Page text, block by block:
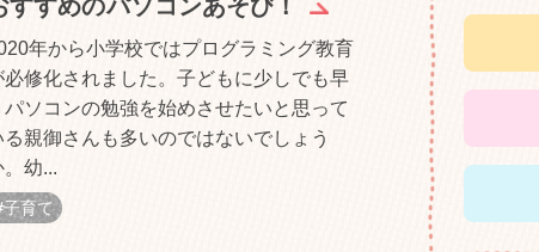
すすめのパソコンあそび！
年から小学校ではプログラミング教育
必修化されました。子どもに少しでも早
パソコンの勉強を始めさせたいと思って
る親御さんも多いのではないでしょう
。幼...
子育て